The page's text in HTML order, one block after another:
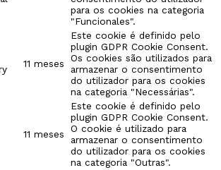
para os cookies na categoria
"Funcionales".
11 meses
Este cookie é definido pelo
plugin GDPR Cookie Consent.
Os cookies são utilizados para
armazenar o consentimento
do utilizador para os cookies
na categoria "Necessárias".
11 meses
Este cookie é definido pelo
plugin GDPR Cookie Consent.
O cookie é utilizado para
armazenar o consentimento
do utilizador para os cookies
na categoria "Outras".